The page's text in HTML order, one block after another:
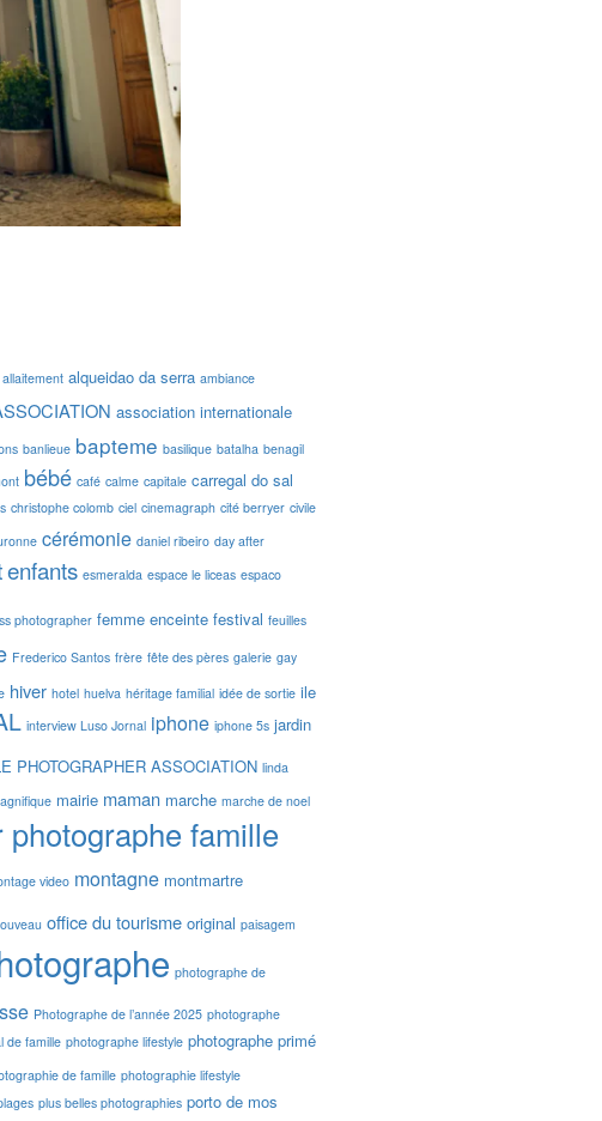
allaitement alqueidao da serra ambiance
association internationale
banlieue bapteme basilique batalha benagil
bébé café calme capitale carregal do sal
christophe colomb ciel cinemagraph cité berryer civile
cérémonie daniel ribeiro day after
enfants esmeralda espace le liceas espaco
photographer femme enceinte festival feuilles
Frederico Santos frère fête des pères galerie gay
hiver hotel huelva héritage familial idée de sortie ile
interview Luso Jornal iphone iphone 5s jardin
PHOTOGRAPHER ASSOCIATION linda
mairie maman marche marche de noel
photographe famille
video montagne montmartre
office du tourisme original paisagem
photographe de
Photographe de l’année 2025 photographe
de famille photographe lifestyle photographe primé
de famille photographie lifestyle
plus belles photographies porto de mos